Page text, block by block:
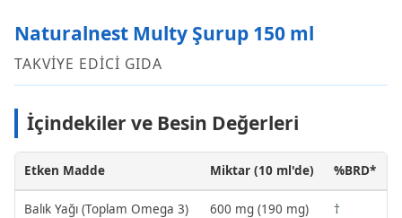
Naturalnest Multy Şurup 150 ml
TAKVİYE EDİCİ GIDA
İçindekiler ve Besin Değerleri
Etken Madde Miktar (10 ml'de) %BRD*
Balık Yağı (Toplam Omega 3) 600 mg (190 mg) †